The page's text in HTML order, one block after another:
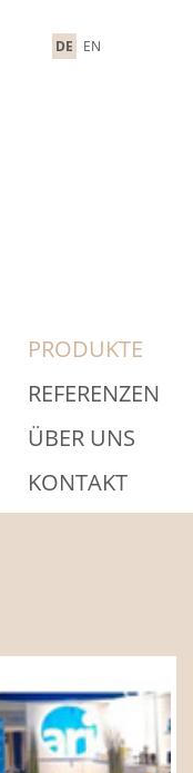
DE EN
PRODUKTE
REFERENZEN
ÜBER UNS
KONTAKT